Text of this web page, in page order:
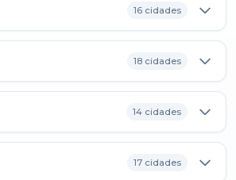
16 cidades
18 cidades
14 cidades
17 cidades